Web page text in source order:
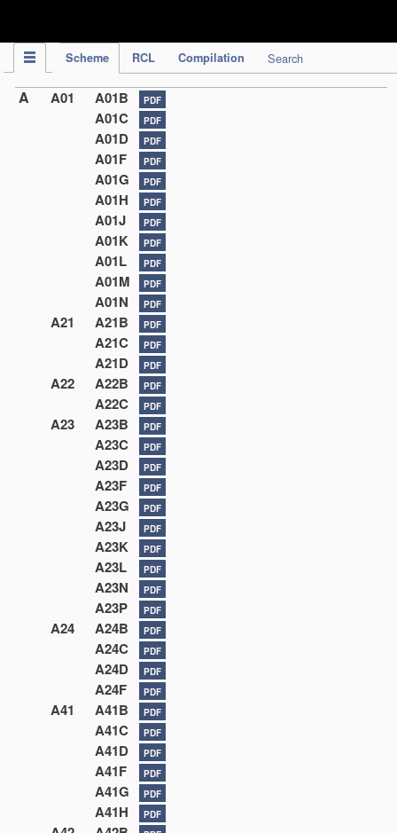
Scheme RCL Compilation Search
A A01 A01B PDF
A01C PDF
A01D PDF
A01F PDF
A01G PDF
A01H PDF
A01J PDF
A01K PDF
A01L PDF
A01M PDF
A01N PDF
A21 A21B PDF
A21C PDF
A21D PDF
A22 A22B PDF
A22C PDF
A23 A23B PDF
A23C PDF
A23D PDF
A23F PDF
A23G PDF
A23J PDF
A23K PDF
A23L PDF
A23N PDF
A23P PDF
A24 A24B PDF
A24C PDF
A24D PDF
A24F PDF
A41 A41B PDF
A41C PDF
A41D PDF
A41F PDF
A41G PDF
A41H PDF